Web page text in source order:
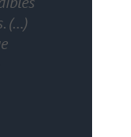
(…)